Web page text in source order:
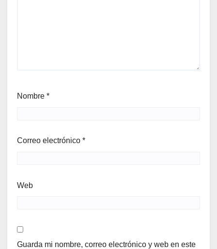
Nombre *
Correo electrónico *
Web
Guarda mi nombre, correo electrónico y web en este